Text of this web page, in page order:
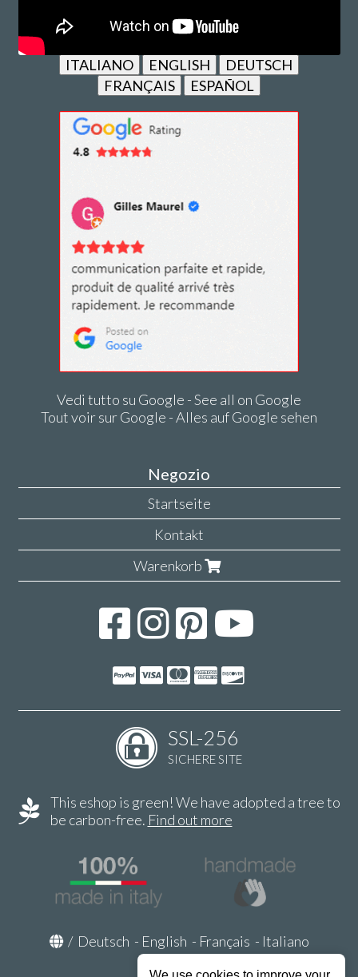
ITALIANO ENGLISH
DEUTSCH
FRANÇAIS
ESPAÑOL
Vedi tutto su Google - See all on Google
Tout voir sur Google - Alles auf Google sehen
Negozio
Startseite
Kontakt
Warenkorb
SSL-256
SICHERE SITE
This eshop is green! We have adopted a tree to
be carbon-free. Find out more
/ Deutsch - English - Français - Italiano